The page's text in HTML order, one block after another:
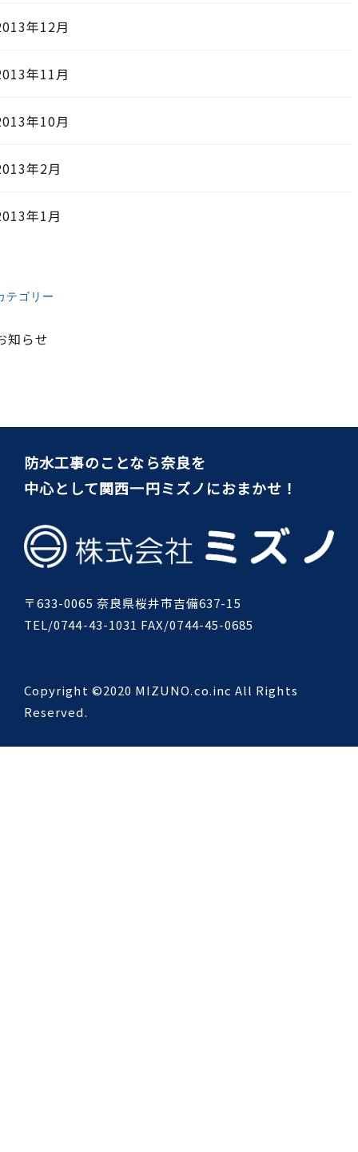
年12月
年11月
年10月
年2月
年1月
テゴリー
知らせ
防水工事のことなら奈良を
中心として関西一円ミズノにおまかせ！
〒633-0065 奈良県桜井市吉備637-15
TEL/0744-43-1031 FAX/0744-45-0685
Copyright ©2020 MIZUNO.co.inc All Rights
Reserved.